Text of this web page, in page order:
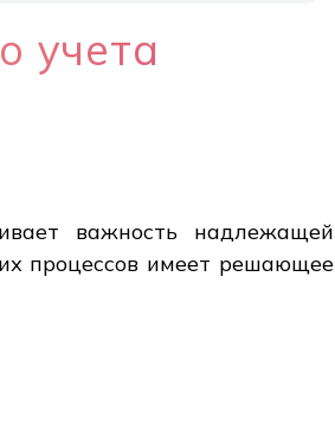
учета
важность надлежащей
процессов имеет решающее